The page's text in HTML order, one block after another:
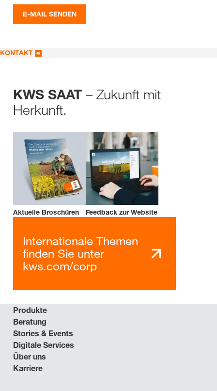
E-MAIL SENDEN
KONTAKT
KWS SAAT – Zukunft mit
Herkunft.
Aktuelle Broschüren Feedback zur Website
Internationale Themen
finden Sie unter
kws.com/corp
Produkte
Beratung
Stories & Events
Digitale Services
Über uns
Karriere